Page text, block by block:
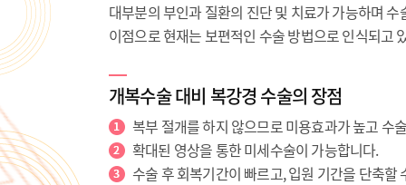
대부분의 부인과 질환의 진단 및 치료가 가능하며
이점으로 현재는 보편적인 수술 방법으로 인식되고
개복수술 대비 복강경 수술의 장점
복부 절개를 하지 않으므로 미용효과가 높고 수
확대된 영상을 통한 미세수술이 가능합니다.
수술 후 회복기간이 빠르고, 입원 기간을 단축